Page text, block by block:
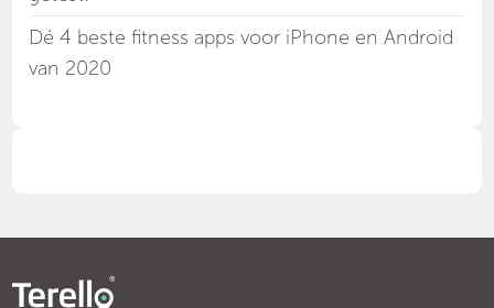
Dé 4 beste fitness apps voor iPhone en Android
van 2020